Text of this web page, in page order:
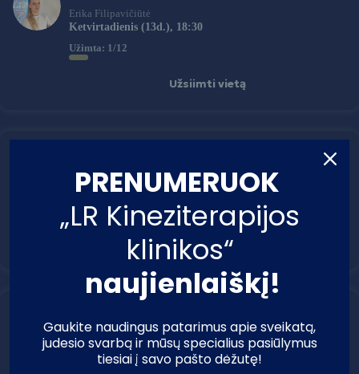
Erika Filipavičiūtė
Ketvirtadienis (13d.), 18:30
Užimta: 1/12
Užsiimti vietą
Erika Filipavičiūtė
Antradienis (18d.), 18:30
Užimta: 0 /12
Užsiimti vietą
Erika Filipavičiūtė
Ketvirtadienis (20d.), 18:30
Užimta:0 /12
PRENUMERUOK
„LR Kineziterapijos
klinikos“
naujienlaiškį!
Gaukite naudingus patarimus apie sveikatą,
judesio svarbą ir mūsų specialius pasiūlymus
tiesiai į savo pašto dėžutę!